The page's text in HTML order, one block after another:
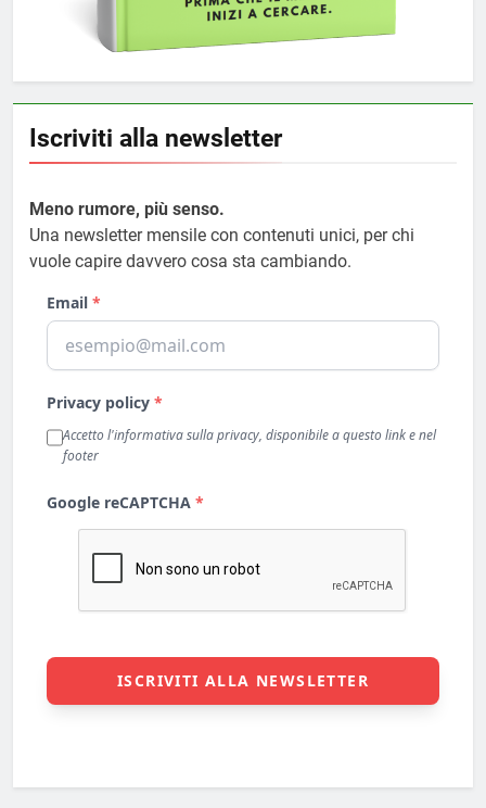
Iscriviti alla newsletter
Meno rumore, più senso.
Una newsletter mensile con contenuti unici, per chi
vuole capire davvero cosa sta cambiando.